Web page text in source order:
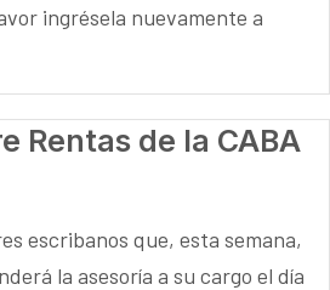
ingrésela nuevamente a
Rentas de la CABA
escribanos que, esta semana,
la asesoría a su cargo el día